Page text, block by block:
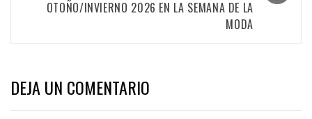
OTOÑO/INVIERNO 2026 EN LA SEMANA DE LA
MODA
DEJA UN COMENTARIO